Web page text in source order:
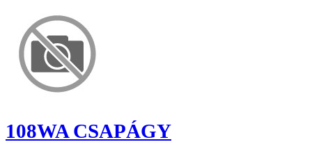
108WA CSAPÁGY